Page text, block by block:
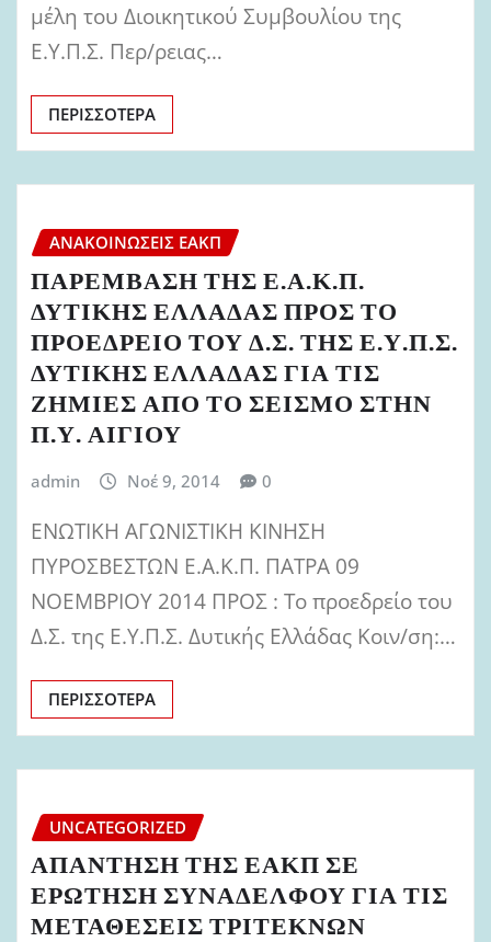
μέλη του Διοικητικού Συμβουλίου της
Ε.Υ.Π.Σ. Περ/ρειας…
ΠΕΡΙΣΣΌΤΕΡΑ
ΑΝΑΚΟΙΝΏΣΕΙΣ ΕΑΚΠ
ΠΑΡΕΜΒΑΣΗ ΤΗΣ Ε.Α.Κ.Π.
ΔΥΤΙΚΗΣ ΕΛΛΑΔΑΣ ΠΡΟΣ ΤΟ
ΠΡΟΕΔΡΕΙΟ ΤΟΥ Δ.Σ. ΤΗΣ Ε.Υ.Π.Σ.
ΔΥΤΙΚΗΣ ΕΛΛΑΔΑΣ ΓΙΑ ΤΙΣ
ΖΗΜΙΕΣ ΑΠΟ ΤΟ ΣΕΙΣΜΟ ΣΤΗΝ
Π.Υ. ΑΙΓΙΟΥ
admin Νοέ 9, 2014 0
ΕΝΩΤΙΚΗ ΑΓΩΝΙΣΤΙΚΗ ΚΙΝΗΣΗ
ΠΥΡΟΣΒΕΣΤΩΝ Ε.Α.Κ.Π. ΠΑΤΡΑ 09
ΝΟΕΜΒΡΙΟΥ 2014 ΠΡΟΣ : Το προεδρείο του
Δ.Σ. της Ε.Υ.Π.Σ. Δυτικής Ελλάδας Κοιν/ση:…
ΠΕΡΙΣΣΌΤΕΡΑ
UNCATEGORIZED
ΑΠΑΝΤΗΣΗ ΤΗΣ ΕΑΚΠ ΣΕ
ΕΡΩΤΗΣΗ ΣΥΝΑΔΕΛΦΟΥ ΓΙΑ ΤΙΣ
ΜΕΤΑΘΕΣΕΙΣ ΤΡΙΤΕΚΝΩΝ